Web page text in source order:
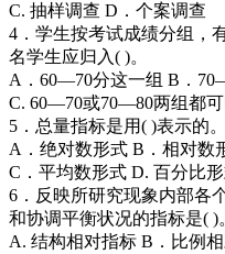
C. 抽样调查 D．个案调查
4．学生按考试成绩分组，
名学生应归入( )。
A．60—70分这一组 B．
C. 60—70或70—80两组都
5．总量指标是用( )表示的。
A．绝对数形式 B．相对数
C．平均数形式 D. 百分比
6．反映所研究现象内部各
和协调平衡状况的指标是( )
A. 结构相对指标 B．比例